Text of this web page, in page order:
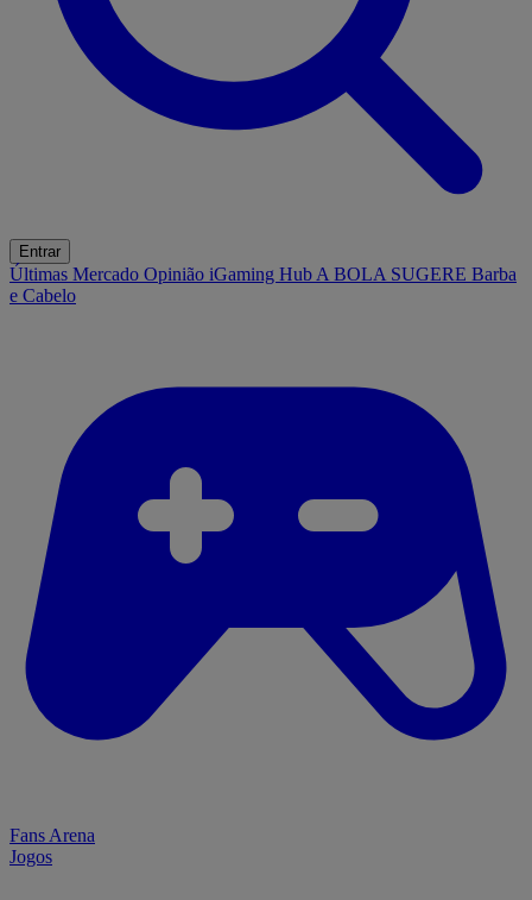
Entrar
Últimas Mercado Opinião iGaming Hub A BOLA SUGERE Barba
e Cabelo
Fans Arena
Jogos